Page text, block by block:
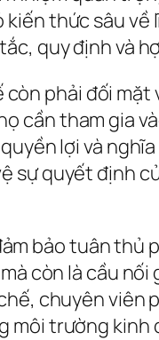
thức sâu về
quy định và
phải đối mặt
cần tham gia
lợi và
sự quyết định
bảo tuân thủ
còn là cầu
chuyên viên
trường kinh